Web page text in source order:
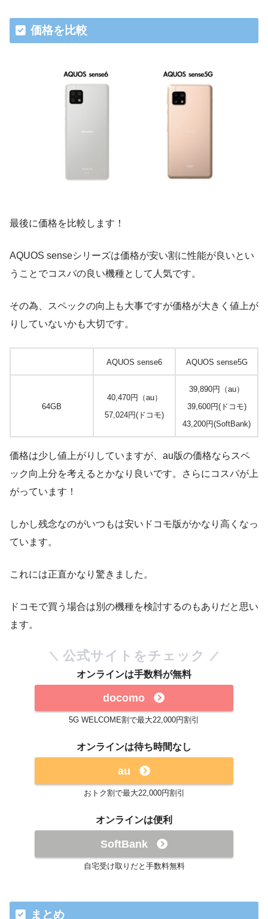
価格を比較
最後に価格を比較します！
AQUOS senseシリーズは価格が安い割に性能が良いとい
うことでコスパの良い機種として人気です。
その為、スペックの向上も大事ですが価格が大きく値上が
りしていないかも大切です。
AQUOS sense6 AQUOS sense5G
64GB
40,470円（au）
57,024円(ドコモ)
39,890円（au）
39,600円(ドコモ)
43,200円(SoftBank)
価格は少し値上がりしていますが、au版の価格ならスペ
ック向上分を考えるとかなり良いです。さらにコスパが上
がっています！
しかし残念なのがいつもは安いドコモ版がかなり高くなっ
ています。
これには正直かなり驚きました。
ドコモで買う場合は別の機種を検討するのもありだと思い
ます。
公式サイトをチェック
オンラインは手数料が無料
docomo
5G WELCOME割で最大22,000円割引
オンラインは待ち時間なし
au
おトク割で最大22,000円割引
オンラインは便利
SoftBank
自宅受け取りだと手数料無料
まとめ